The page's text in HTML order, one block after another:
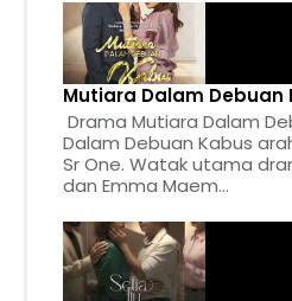
Mutiara Dalam Debuan
Drama Mutiara Dalam
Dalam Debuan Kabus
Sr One. Watak utama
dan Emma Maem...